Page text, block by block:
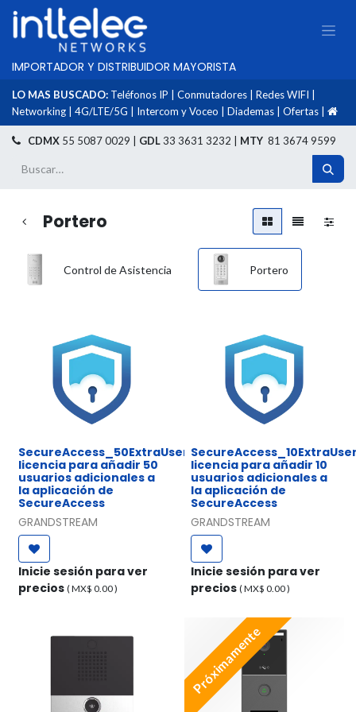
IMPORTADOR Y DISTRIBUIDOR MAYORISTA
LO MAS BUSCADO: Teléfonos IP Conmutadores Redes WIFI
Networking
4G/LTE/5G Intercom y Voceo Diademas Ofertas
CDMX 55 5087 0029 | GDL33 3631 3232 | MTY 81 3674 9599
Portero
Control de Asistencia Portero
SecureAccess_50ExtraUser,
licencia para añadir 50
usuarios adicionales a
la aplicación de
SecureAccess
GRANDSTREAM
Inicie sesión para ver
precios ( MX$ 0.00)
licencia para añadir 10
usuarios adicionales a
la aplicación de
SecureAccess
GRANDSTREAM
Inicie sesión para ver
precios ( MX$ 0.00)
Próximamente